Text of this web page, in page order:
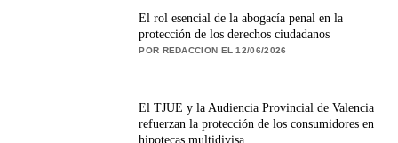
El rol esencial de la abogacía penal en la
protección de los derechos ciudadanos
POR REDACCION EL 12/06/2026
El TJUE y la Audiencia Provincial de Valencia
refuerzan la protección de los consumidores en
hipotecas multidivisa